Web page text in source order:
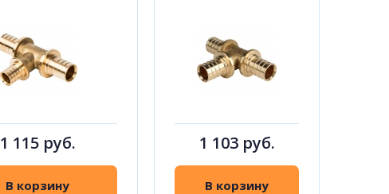
1 115 руб.
В корзину
1 103 руб.
В корзину